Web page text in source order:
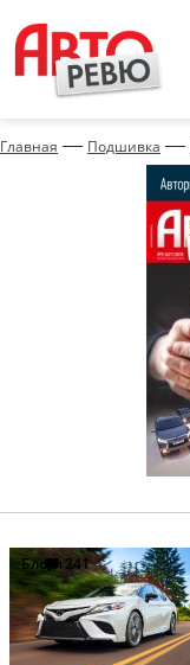
Главная — Подшивка —
Блоги241